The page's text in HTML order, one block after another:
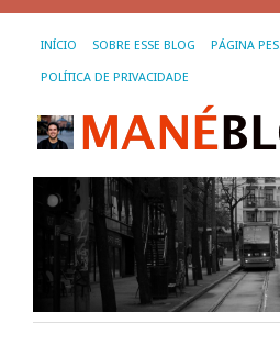
INÍCIO SOBRE ESSE BLOG PÁGINA
POLÍTICA DE PRIVACIDADE